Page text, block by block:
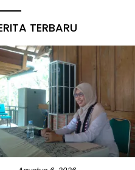
TERBARU